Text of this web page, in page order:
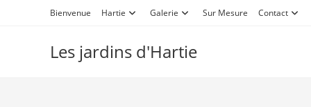
Bienvenue Hartie Galerie Sur Mesure Contact
Les jardins d'Hartie